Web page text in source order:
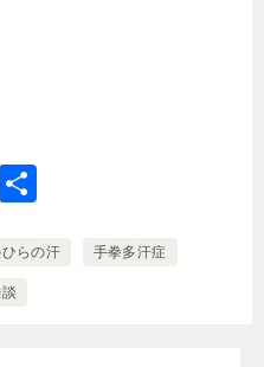
P
らの汗 手拳多汗症